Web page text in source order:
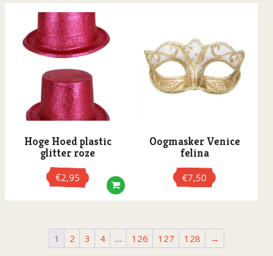
Hoge Hoed plastic
glitter roze
€2,95
Oogmasker Venice
felina
€7,50
heeft
meerdere
1 2 3 4 … 126 127 128 →